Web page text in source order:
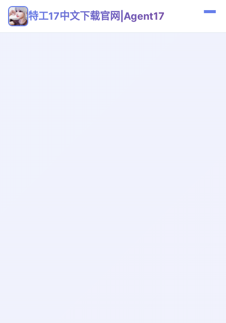
特工17中文下载官网|Agent17